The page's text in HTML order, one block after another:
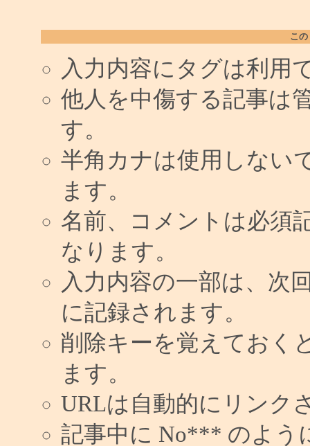
こ
入力内容にタグは利用
他人を中傷する記事は
す。
半角カナは使用しない
ます。
名前、コメントは必須
なります。
入力内容の一部は、次
に記録されます。
削除キーを覚えておく
ます。
URLは自動的にリンク
記事中に No*** のよう